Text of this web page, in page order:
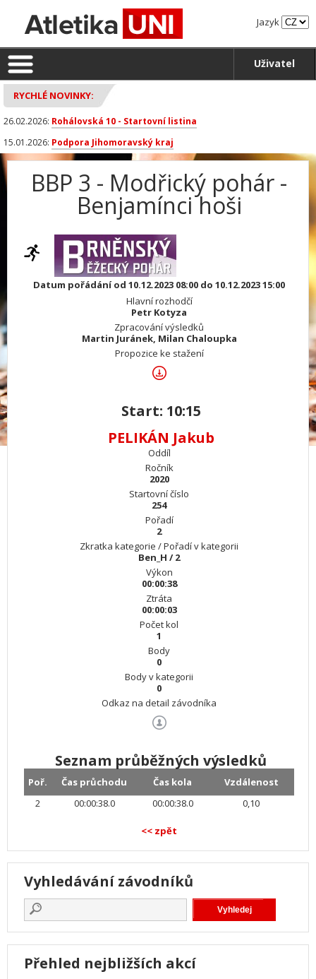
Jazyk
Uživatel
RYCHLÉ NOVINKY:
26.02.2026: Rohálovská 10 - Startovní listina
15.01.2026: Podpora Jihomoravský kraj
BBP 3 - Modřický pohár -
Benjamínci hoši
Datum pořádání od 10.12.2023 08:00 do 10.12.2023 15:00
Hlavní rozhodčí
Petr Kotyza
Zpracování výsledků
Martin Juránek, Milan Chaloupka
Propozice ke stažení
Start: 10:15
PELIKÁN Jakub
Oddíl
Ročník
2020
Startovní číslo
254
Pořadí
2
Zkratka kategorie / Pořadí v kategorii
Ben_H / 2
Výkon
00:00:38
Ztráta
00:00:03
Počet kol
1
Body
0
Body v kategorii
0
Odkaz na detail závodníka
Seznam průběžných výsledků
Poř. Čas průchodu Čas kola
Vzdálenost
2
00:00:38.0 00:00:38.0 0,10
<< zpět
Vyhledávání závodníků
Přehled nejbližších akcí